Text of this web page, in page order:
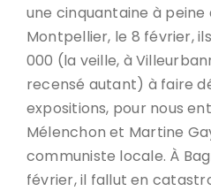
une cinquantaine à peine
Montpellier, le 8 février,
000 (la veille, à
recensé autant) à faire
expositions, pour nous
Mélenchon et Martine
communiste locale. À
février, il fallut en